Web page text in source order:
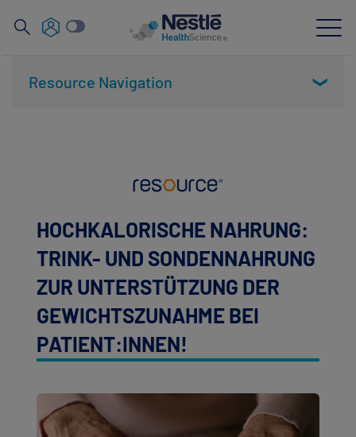
Suche
nach
Über uns
Partnerschaften und Investitionen
Für Fachkreise
Social
revamp
v2
Ansicht wechseln
Resource Navigation ❯
HOCHKALORISCHE NAHRUNG:
TRINK- UND SONDENNAHRUNG
ZUR UNTERSTÜTZUNG DER
GEWICHTSZUNAHME BEI
PATIENT:INNEN!